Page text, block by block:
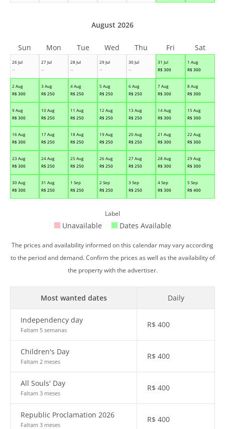
26 Jul
--
27 Jul
--
28 Jul
--
29 Jul
--
30 Jul
--
31 Jul
R$ 300
1 Aug
R$ 300
2 Aug
R$ 300
3 Aug
R$ 250
4 Aug
R$ 250
5 Aug
R$ 250
6 Aug
R$ 250
7 Aug
R$ 300
8 Aug
R$ 300
9 Aug
R$ 300
10 Aug
R$ 250
11 Aug
R$ 250
12 Aug
R$ 250
13 Aug
R$ 250
14 Aug
R$ 300
15 Aug
R$ 300
16 Aug
R$ 300
17 Aug
R$ 250
18 Aug
R$ 250
19 Aug
R$ 250
20 Aug
R$ 250
21 Aug
R$ 300
22 Aug
R$ 300
23 Aug
R$ 300
24 Aug
R$ 250
25 Aug
R$ 250
26 Aug
R$ 250
27 Aug
R$ 250
28 Aug
R$ 300
29 Aug
R$ 300
30 Aug
R$ 300
31 Aug
R$ 250
1 Sep
R$ 250
2 Sep
R$ 250
3 Sep
R$ 250
4 Sep
R$ 300
5 Sep
R$ 400
August 2026
Sun Mon Tue Wed Thu Fri Sat
Label
Unavailable Dates Available
The prices and availability informed on this calendar may vary according
to the period and demand. Confirm the prices as well as the availability of
the property with the advertiser.
Most wanted dates Daily
Independency day
Faltam 5 semanas
R$ 400
Children's Day
Faltam 2 meses
R$ 400
All Souls' Day
Faltam 3 meses
R$ 400
Republic Proclamation 2026
Faltam 3 meses
R$ 400